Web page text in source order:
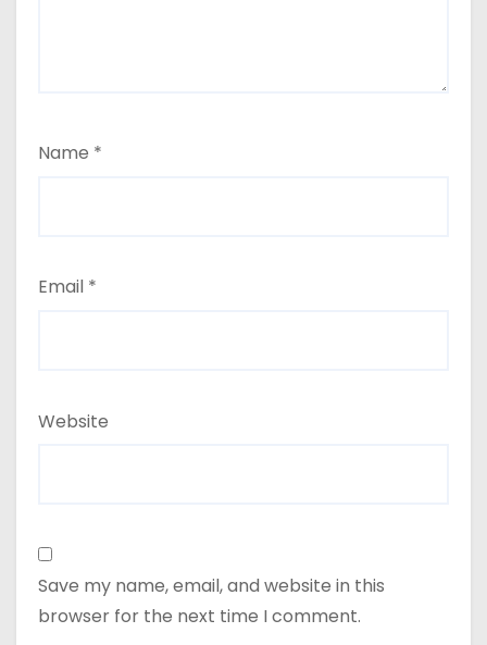
Name *
Email *
Website
Save my name, email, and website in this
browser for the next time I comment.